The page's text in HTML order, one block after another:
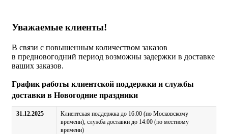
Уважаемые клиенты!
В связи с повышенным количеством заказов
в предновогодний период возможны задержки в доставке
ваших заказов.
График работы клиентской поддержки и службы
доставки в Новогодние праздники
31.12.2025
Клиентская поддержка до 16:00 (по Московскому
времени), служба доставки до 14:00 (по местному
времени)